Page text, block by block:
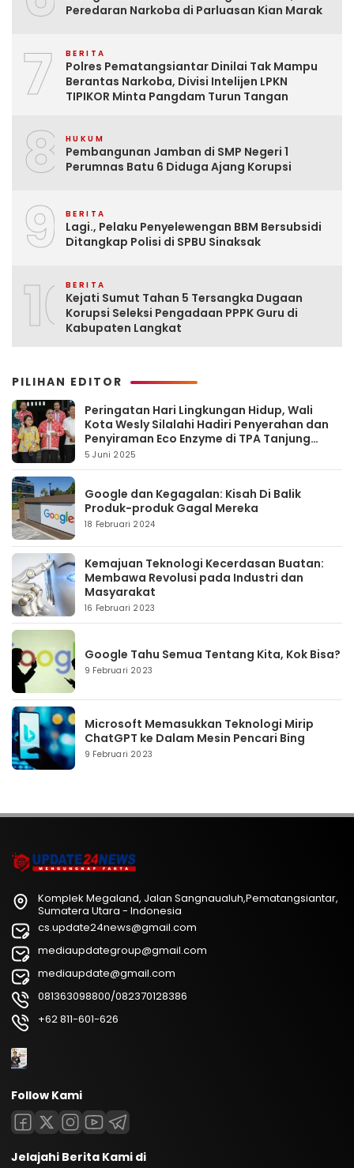
Peredaran Narkoba di Parluasan Kian Marak
7 BERITA
Polres Pematangsiantar Dinilai Tak Mampu
Berantas Narkoba, Divisi Intelijen LPKN
TIPIKOR Minta Pangdam Turun Tangan
8 HUKUM
Pembangunan Jamban di SMP Negeri 1
Perumnas Batu 6 Diduga Ajang Korupsi
9 BERITA
Lagi., Pelaku Penyelewengan BBM Bersubsidi
Ditangkap Polisi di SPBU Sinaksak
10BERITA
Kejati Sumut Tahan 5 Tersangka Dugaan
Korupsi Seleksi Pengadaan PPPK Guru di
Kabupaten Langkat
PILIHAN EDITOR
Peringatan Hari Lingkungan Hidup, Wali
Kota Wesly Silalahi Hadiri Penyerahan dan
Penyiraman Eco Enzyme di TPA Tanjung
Pinggir
5 Juni 2025
Google dan Kegagalan: Kisah Di Balik
Produk-produk Gagal Mereka
18 Februari 2024
Kemajuan Teknologi Kecerdasan Buatan:
Membawa Revolusi pada Industri dan
Masyarakat
16 Februari 2023
Google Tahu Semua Tentang Kita, Kok Bisa?
9 Februari 2023
Microsoft Memasukkan Teknologi Mirip
ChatGPT ke Dalam Mesin Pencari Bing
9 Februari 2023
Komplek Megaland, Jalan Sangnaualuh,Pematangsiantar,
Sumatera Utara - Indonesia
cs.update24news@gmail.com
mediaupdategroup@gmail.com
mediaupdate@gmail.com
081363098800/082370128386
+62 811-601-626
Follow Kami
Jelajahi Berita Kami di